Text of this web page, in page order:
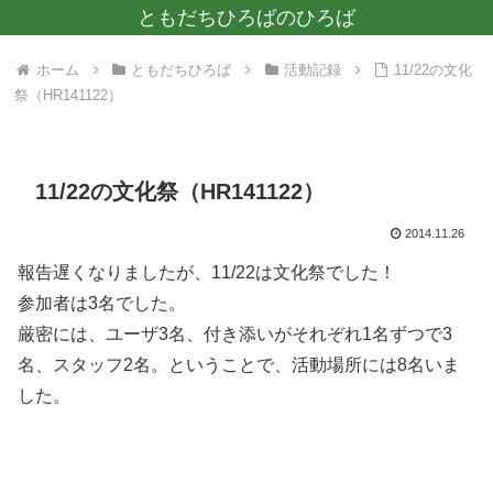
ともだちひろばのひろば
ホーム ともだちひろば 活動記録
11/22の文化
祭（HR141122）
11/22の文化祭（HR141122）
2014.11.26
報告遅くなりましたが、11/22は文化祭でした！
参加者は3名でした。
厳密には、ユーザ3名、付き添いがそれぞれ1名ずつで3
名、スタッフ2名。ということで、活動場所には8名いま
した。